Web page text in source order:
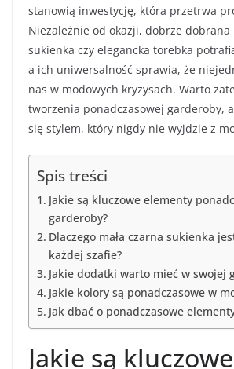
stanowią inwestycję, która przetrwa
Niezależnie od okazji, dobrze dobrana
sukienka czy elegancka torebka
a ich uniwersalność sprawia, że
nas w modowych kryzysach. Warto
tworzenia ponadczasowej garderoby,
się stylem, który nigdy nie wyjdzie z
Spis treści
Jakie są kluczowe elementy
garderoby?
Dlaczego mała czarna sukienka
każdej szafie?
Jakie dodatki warto mieć w swojej
Jakie kolory są ponadczasowe w
Jak dbać o ponadczasowe
Jakie są kluczowe